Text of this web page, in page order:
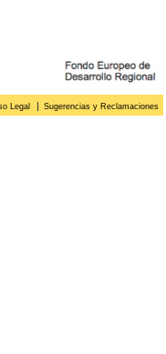
Legal Sugerencias y Reclamaciones